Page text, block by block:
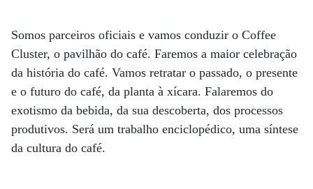
Somos parceiros oficiais e vamos conduzir o Coffee
Cluster, o pavilhão do café. Faremos a maior celebração
da história do café. Vamos retratar o passado, o presente
e o futuro do café, da planta à xícara. Falaremos do
exotismo da bebida, da sua descoberta, dos processos
produtivos. Será um trabalho enciclopédico, uma síntese
da cultura do café.